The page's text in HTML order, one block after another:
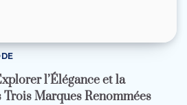
l’Élégance et la
Marques Renommées